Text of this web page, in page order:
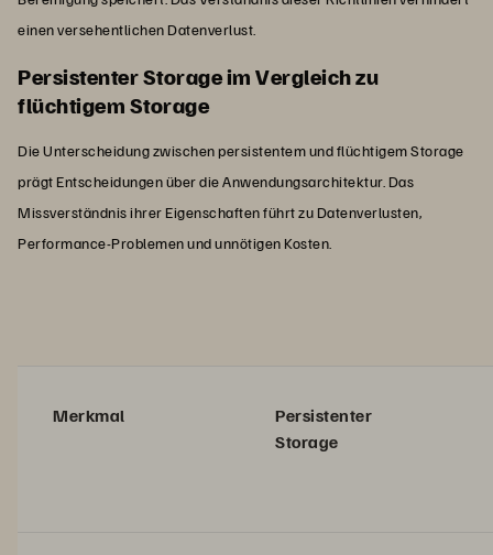
einen versehentlichen Datenverlust.
Persistenter Storage im Vergleich zu
flüchtigem Storage
Die Unterscheidung zwischen persistentem und flüchtigem Storage
prägt Entscheidungen über die Anwendungsarchitektur. Das
Missverständnis ihrer Eigenschaften führt zu Datenverlusten,
Performance-Problemen und unnötigen Kosten.
Merkmal
Persistenter
Storage